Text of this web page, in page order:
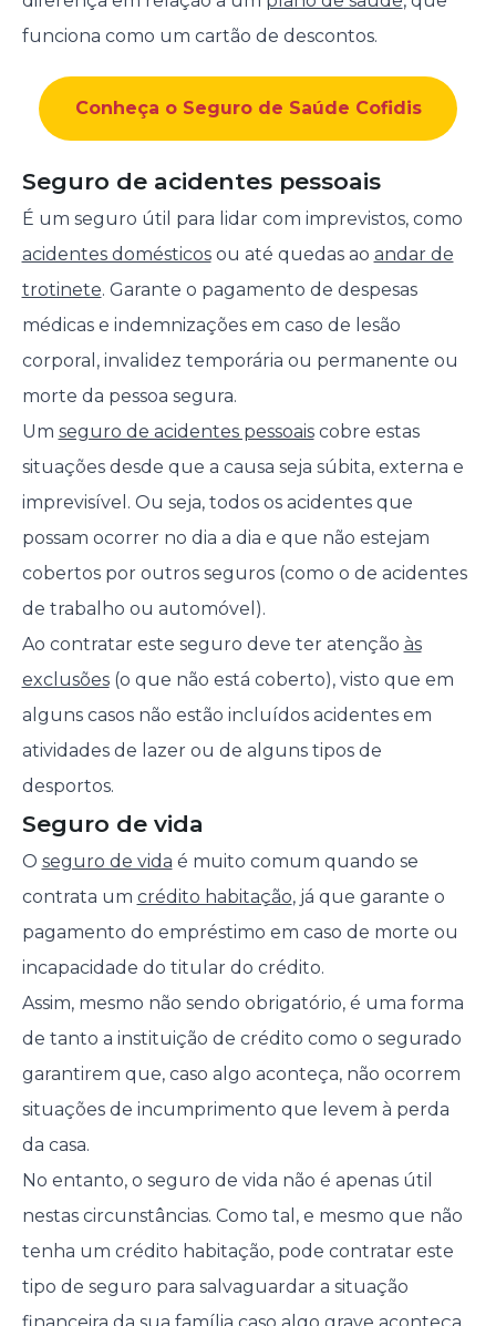
funciona como um cartão de descontos.
Conheça o Seguro de Saúde Cofidis
Seguro de acidentes pessoais
É um seguro útil para lidar com imprevistos, como
acidentes domésticosou até quedas ao andar de
trotinete. Garante o pagamento de despesas
médicas e indemnizações em caso de lesão
corporal, invalidez temporária ou permanente ou
morte da pessoa segura.
Um seguro de acidentes pessoaiscobre estas
situações desde que a causa seja súbita, externa e
imprevisível. Ou seja, todos os acidentes que
possam ocorrer no dia a dia e que não estejam
cobertos por outros seguros (como o de acidentes
de trabalho ou automóvel).
Ao contratar este seguro deve ter atenção às
exclusões(o que não está coberto), visto que em
alguns casos não estão incluídos acidentes em
atividades de lazer ou de alguns tipos de
desportos.
Seguro de vida
O seguro de vida é muito comum quando se
contrata um crédito habitação, já que garante o
pagamento do empréstimo em caso de morte ou
incapacidade do titular do crédito.
Assim, mesmo não sendo obrigatório, é uma forma
de tanto a instituição de crédito como o segurado
garantirem que, caso algo aconteça, não ocorrem
situações de incumprimento que levem à perda
da casa.
No entanto, o seguro de vida não é apenas útil
nestas circunstâncias. Como tal, e mesmo que não
tenha um crédito habitação, pode contratar este
tipo de seguro para salvaguardar a situação